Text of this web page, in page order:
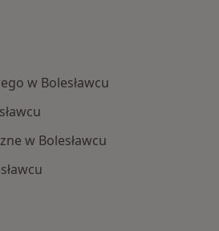
w Bolesławcu
w Bolesławcu